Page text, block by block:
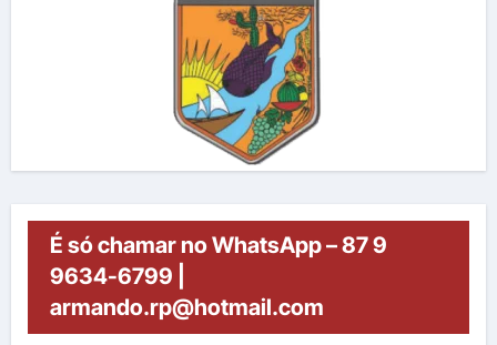
É só chamar no WhatsApp – 87 9
9634-6799 |
armando.rp@hotmail.com